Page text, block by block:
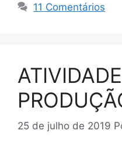
11 Comentários
25 de julho de 2019